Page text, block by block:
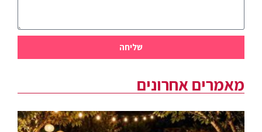
שליחה
מאמרים אחרונים